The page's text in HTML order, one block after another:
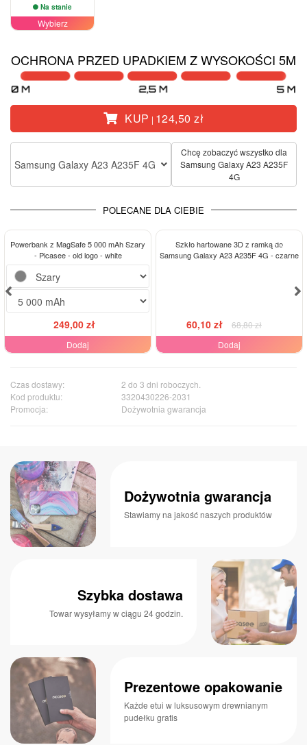
Na stanie
Wybierz
OCHRONA PRZED UPADKIEM Z WYSOKOŚCI 5M
KUP | 124,50 zł
Samsung Galaxy A23 A235F 4G
Chcę zobaczyć wszystko dla
Samsung Galaxy A23 A235F
4G
POLECANE DLA CIEBIE
Powerbank z MagSafe 5 000 mAh Szary
- Picasee - old logo - white
249,00 zł
Dodaj
-13%
Szkło hartowane 3D z ramką do
Samsung Galaxy A23 A235F 4G - czarne
60,10 zł
68,80 zł
Dodaj
Czas dostawy:
2 do 3 dni roboczych.
Kod produktu:
3320430226-2031
Promocja:
Dożywotnia gwarancja
Dożywotnia gwarancja
Stawiamy na jakość naszych produktów
Szybka dostawa
Towar wysyłamy w ciągu 24 godzin.
Prezentowe opakowanie
Każde etui w luksusowym drewnianym
pudełku gratis